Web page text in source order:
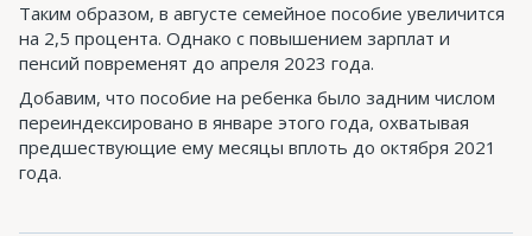
Таким образом, в августе семейное пособие увеличится
на 2,5 процента. Однако с повышением зарплат и
пенсий повременят до апреля 2023 года.
Добавим, что пособие на ребенка было задним числом
переиндексировано в январе этого года, охватывая
предшествующие ему месяцы вплоть до октября 2021
года.